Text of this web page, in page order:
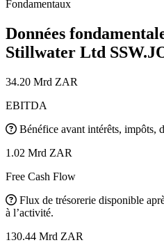
Fondamentaux
Données
Stillwater Ltd
34.20 Mrd ZAR
EBITDA
Bénéfice avant intérêts, impôts,
1.02 Mrd ZAR
Free Cash Flow
Flux de trésorerie disponible
à l’activité.
130.44 Mrd ZAR